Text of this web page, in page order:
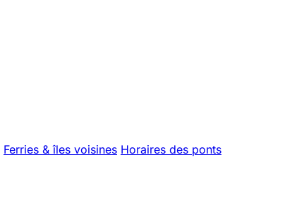
Ferries & îles voisines Horaires des ponts